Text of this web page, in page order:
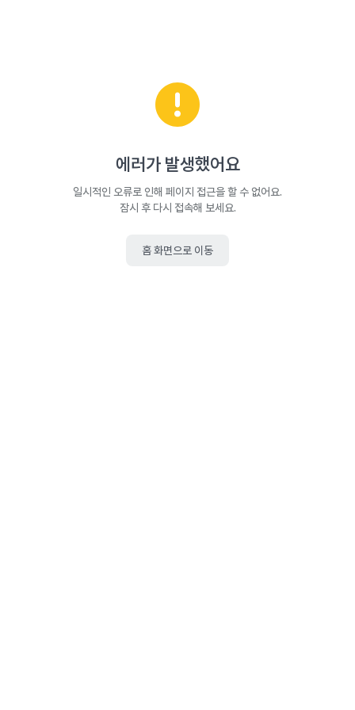
에러가 발생했어요
일시적인 오류로 인해 페이지 접근을 할 수 없어요.
잠시 후 다시 접속해 보세요.
홈 화면으로 이동